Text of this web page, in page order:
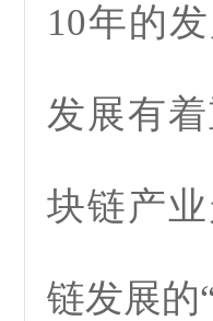
10年的
发展有
块链产
链发展的